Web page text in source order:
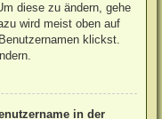
diese zu ändern, gehe
wird meist oben auf
klickst.
in der